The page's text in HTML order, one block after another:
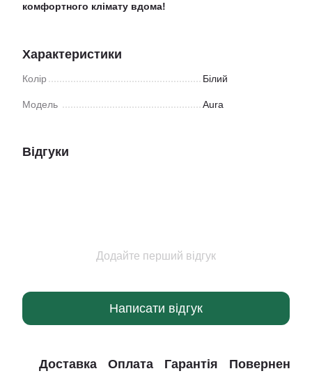
комфортного клімату вдома!
Характеристики
Колір Білий
Модель Aura
Відгуки
Додайте перший відгук
Написати відгук
Доставка Оплата Гарантія Повернення